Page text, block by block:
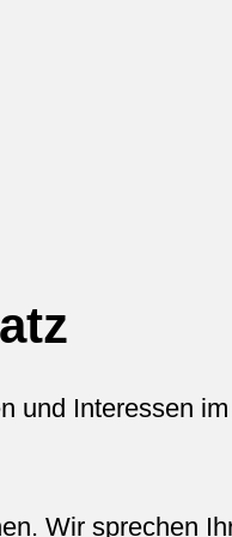
und Interessen im
Wir sprechen